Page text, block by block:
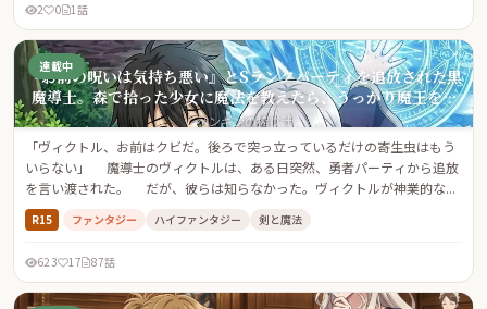
2 0 1話
『お前の呪いは気持ち悪い』とSランクパーティを追放された黒
魔導士。森で拾った少女に魔法を教えたら、うっかり魔王を超
えるバケモノに育ちました～今さら戻れと泣きつかれても、過
保護な弟子が絶対に許しません～
ペンギンの搾り汁
連載中
「ヴィクトル、お前はクビだ。後ろで突っ立っているだけの寄生虫はもう
いらない」 魔導士のヴィクトルは、ある日突然、勇者パーティから追放
を言い渡された。 だが、彼らは知らなかった。ヴィクトルが神業的な...
R15 ファンタジー ハイファンタジー 剣と魔法
623 17 87話